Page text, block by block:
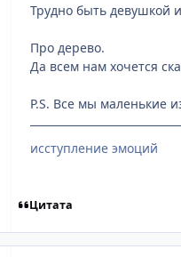
Трудно быть девушкой
Про дерево.
Да всем нам хочется
P.S. Все мы маленькие
исступление эмоций
Цитата